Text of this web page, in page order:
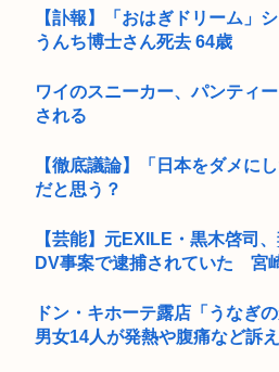
【訃報】「おはぎドリーム」
うんち博士さん死去 64歳
ワイのスニーカー、パンティ
される
【徹底議論】「日本をダメに
だと思う？
【芸能】元EXILE・黒木啓司
DV事案で逮捕されていた 宮
ドン・キホーテ露店「うなぎ
男女14人が発熱や腹痛など訴